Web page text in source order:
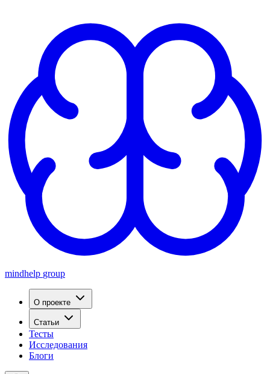
mindhelp group
О проекте
Статьи
Тесты
Исследования
Блоги